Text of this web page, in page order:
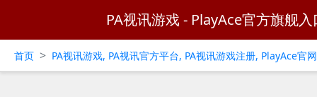
PA视讯游戏 - PlayAce官方旗舰入
首页 > PA视讯游戏, PA视讯官方平台, PA视讯游戏注册, PlayAce官